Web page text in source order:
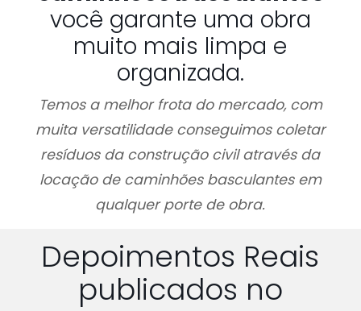
você garante uma obra
muito mais limpa e
organizada.
Temos a melhor frota do mercado, com
muita versatilidade conseguimos coletar
resíduos da construção civil através da
locação de caminhões basculantes em
qualquer porte de obra.
Depoimentos Reais
publicados no